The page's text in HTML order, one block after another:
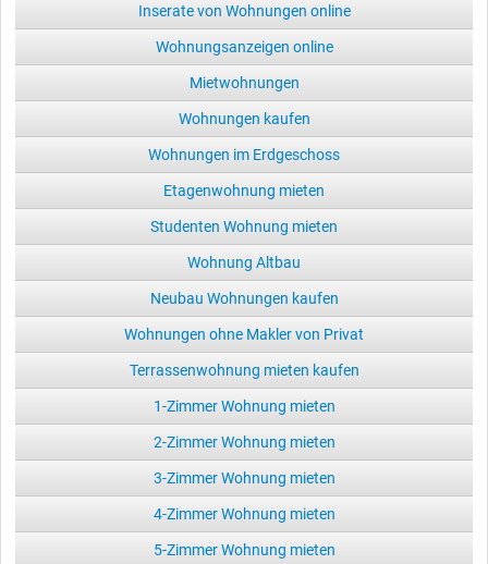
Inserate von Wohnungen online
Wohnungsanzeigen online
Mietwohnungen
Wohnungen kaufen
Wohnungen im Erdgeschoss
Etagenwohnung mieten
Studenten Wohnung mieten
Wohnung Altbau
Neubau Wohnungen kaufen
Wohnungen ohne Makler von Privat
Terrassenwohnung mieten kaufen
1-Zimmer Wohnung mieten
2-Zimmer Wohnung mieten
3-Zimmer Wohnung mieten
4-Zimmer Wohnung mieten
5-Zimmer Wohnung mieten